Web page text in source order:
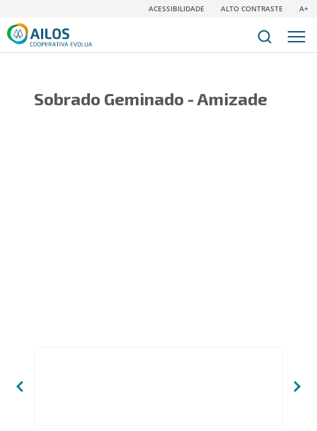
ACESSIBILIDADE ALTO CONTRASTE A+
Sobrado Geminado - Amizade